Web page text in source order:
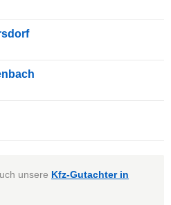
unsere Kfz-Gutachter in